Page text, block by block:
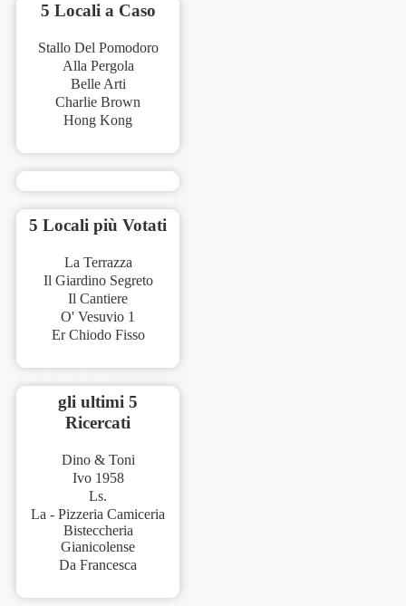
5 Locali a Caso
Stallo Del Pomodoro
Alla Pergola
Belle Arti
Charlie Brown
Hong Kong
5 Locali più Votati
La Terrazza
Il Giardino Segreto
Il Cantiere
O' Vesuvio 1
Er Chiodo Fisso
gli ultimi 5
Ricercati
Dino & Toni
Ivo 1958
Ls.
La - Pizzeria Camiceria
Bisteccheria
Gianicolense
Da Francesca